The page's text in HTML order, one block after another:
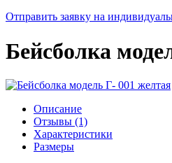
Отправить заявку на
Бейсболка
Описание
Отзывы (1)
Характеристики
Размеры